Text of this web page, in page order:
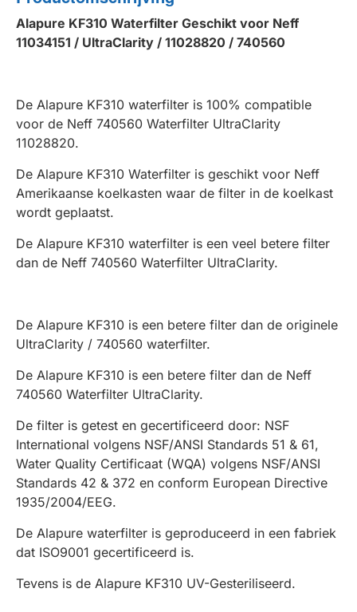
Alapure KF310 Waterfilter Geschikt voor Neff
11034151 / UltraClarity / 11028820 / 740560
De Alapure KF310 waterfilter is 100% compatible
voor de Neff 740560 Waterfilter UltraClarity
11028820.
De Alapure KF310 Waterfilter is geschikt voor Neff
Amerikaanse koelkasten waar de filter in de koelkast
wordt geplaatst.
De Alapure KF310 waterfilter is een veel betere filter
dan de Neff 740560 Waterfilter UltraClarity.
De Alapure KF310 is een betere filter dan de originele
UltraClarity / 740560 waterfilter.
De Alapure KF310 is een betere filter dan de Neff
740560 Waterfilter UltraClarity.
De filter is getest en gecertificeerd door: NSF
International volgens NSF/ANSI Standards 51 & 61,
Water Quality Certificaat (WQA) volgens NSF/ANSI
Standards 42 & 372 en conform European Directive
1935/2004/EEG.
De Alapure waterfilter is geproduceerd in een fabriek
dat ISO9001 gecertificeerd is.
Tevens is de Alapure KF310 UV-Gesteriliseerd.